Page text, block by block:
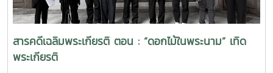
สารคดีเฉลิมพระเกียรติ ตอน : “ดอกไม้ในพระนาม” เทิด
พระเกียรติ